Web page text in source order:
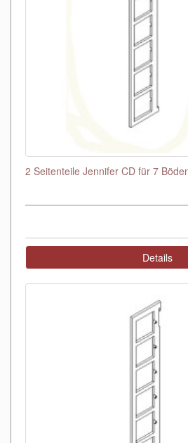
2 Seitenteile Jennifer CD für 7
Details